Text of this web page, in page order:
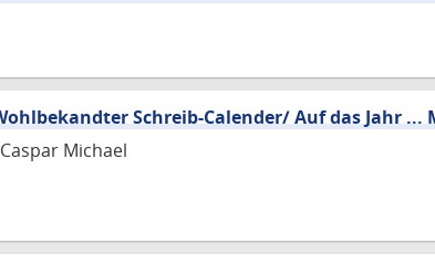
Schreib-Calender/ Auf das Jahr ...
Michael